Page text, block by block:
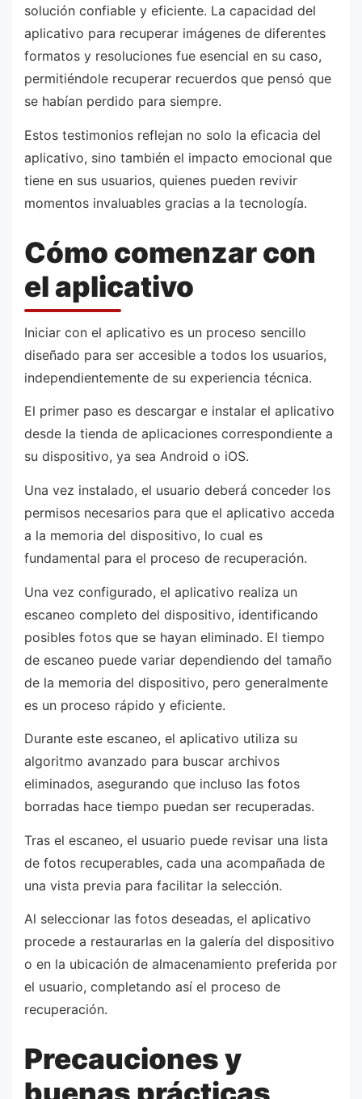
solución confiable y eficiente. La capacidad del
aplicativo para recuperar imágenes de diferentes
formatos y resoluciones fue esencial en su caso,
permitiéndole recuperar recuerdos que pensó que
se habían perdido para siempre.
Estos testimonios reflejan no solo la eficacia del
aplicativo, sino también el impacto emocional que
tiene en sus usuarios, quienes pueden revivir
momentos invaluables gracias a la tecnología.
Cómo comenzar con
el aplicativo
Iniciar con el aplicativo es un proceso sencillo
diseñado para ser accesible a todos los usuarios,
independientemente de su experiencia técnica.
El primer paso es descargar e instalar el aplicativo
desde la tienda de aplicaciones correspondiente a
su dispositivo, ya sea Android o iOS.
Una vez instalado, el usuario deberá conceder los
permisos necesarios para que el aplicativo acceda
a la memoria del dispositivo, lo cual es
fundamental para el proceso de recuperación.
Una vez configurado, el aplicativo realiza un
escaneo completo del dispositivo, identificando
posibles fotos que se hayan eliminado. El tiempo
de escaneo puede variar dependiendo del tamaño
de la memoria del dispositivo, pero generalmente
es un proceso rápido y eficiente.
Durante este escaneo, el aplicativo utiliza su
algoritmo avanzado para buscar archivos
eliminados, asegurando que incluso las fotos
borradas hace tiempo puedan ser recuperadas.
Tras el escaneo, el usuario puede revisar una lista
de fotos recuperables, cada una acompañada de
una vista previa para facilitar la selección.
Al seleccionar las fotos deseadas, el aplicativo
procede a restaurarlas en la galería del dispositivo
o en la ubicación de almacenamiento preferida por
el usuario, completando así el proceso de
recuperación.
Precauciones y